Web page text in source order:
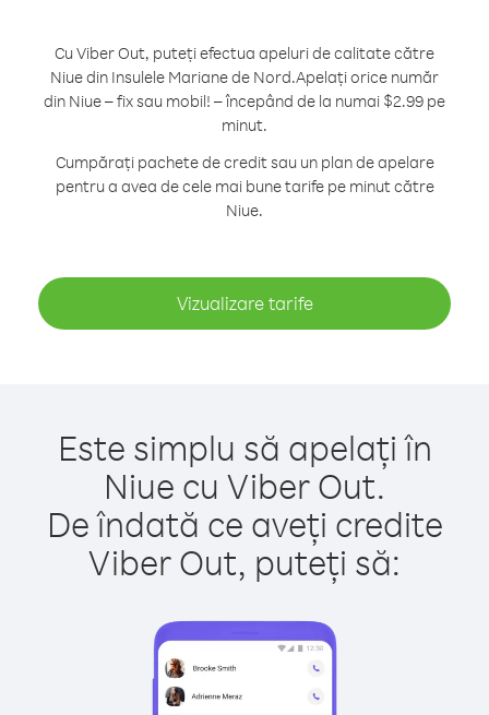
Cu Viber Out, puteți efectua apeluri de calitate către
Niue din Insulele Mariane de Nord.Apelați orice număr
din Niue – fix sau mobil! – începând de la numai $2.99 pe
minut.
Cumpărați pachete de credit sau un plan de apelare
pentru a avea de cele mai bune tarife pe minut către
Niue.
Vizualizare tarife
Este simplu să apelați în
Niue cu Viber Out.
De îndată ce aveți credite
Viber Out, puteți să: